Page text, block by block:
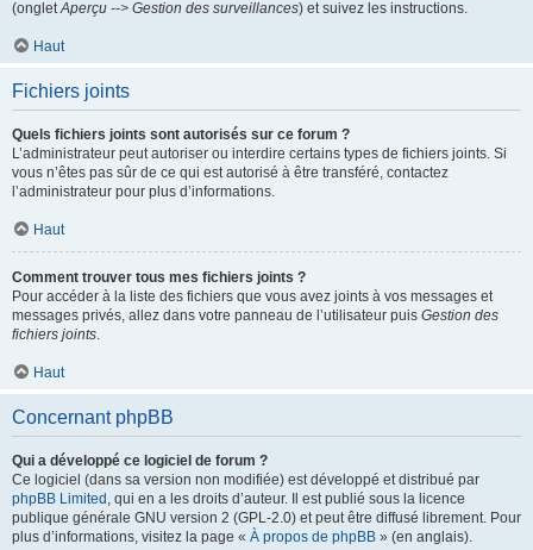
(ongletAperçu --> Gestion des surveillances) et suivez les instructions.
Haut
Fichiers joints
Quels fichiers joints sont autorisés sur ce forum ?
L’administrateur peut autoriser ou interdire certains types de fichiers joints. Si
vous n’êtes pas sûr de ce qui est autorisé à être transféré, contactez
l’administrateur pour plus d’informations.
Haut
Comment trouver tous mes fichiers joints ?
Pour accéder à la liste des fichiers que vous avez joints à vos messages et
messages privés, allez dans votre panneau de l’utilisateur puis Gestion des
fichiers joints.
Haut
Concernant phpBB
Qui a développé ce logiciel de forum ?
Ce logiciel (dans sa version non modifiée) est développé et distribué par
phpBB Limited , qui en a les droits d’auteur. Il est publié sous la licence
publique générale GNU version 2 (GPL-2.0) et peut être diffusé librement. Pour
plus d’informations, visitez la page « À propos de phpBB » (en anglais).